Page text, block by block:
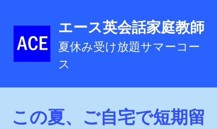
エース英会話家庭教師
夏休み受け放題サマーコー
ス
この夏、ご自宅で短期留